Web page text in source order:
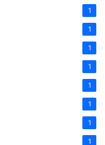
1
1
1
1
1
1
1
1